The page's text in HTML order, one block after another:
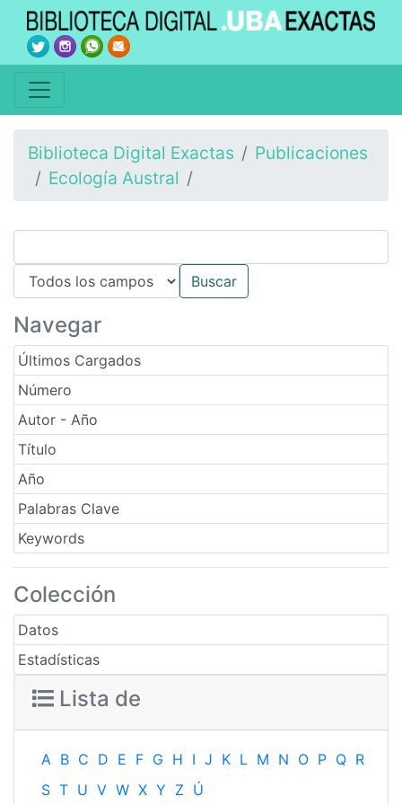
Biblioteca Digital Exactas
Publicaciones
Ecología Austral
Navegar
Últimos Cargados
Número
Autor - Año
Título
Año
Palabras Clave
Keywords
Colección
Datos
Estadísticas
Lista de
A B C D E F G H I J K L M N O P Q R
S T U V W X Y Z Ú